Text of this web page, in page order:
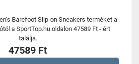
Barefoot Slip-on Sneakers terméket a
a SportTop.hu oldalon 47589 Ft - ért
találja.
47589 Ft